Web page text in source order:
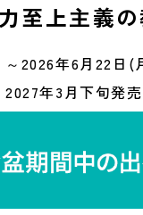
至上主義
～2026年6月22日(
2027年3月下旬発